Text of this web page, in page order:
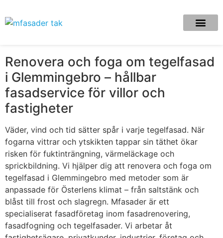
Renovera och foga om tegelfasad
i Glemmingebro – hållbar
fasadservice för villor och
fastigheter
Väder, vind och tid sätter spår i varje tegelfasad. När
fogarna vittrar och ytskikten tappar sin täthet ökar
risken för fuktinträngning, värmeläckage och
sprickbildning. Vi hjälper dig att renovera och foga om
tegelfasad i Glemmingebro med metoder som är
anpassade för Österlens klimat – från saltstänk och
blåst till frost och slagregn. Mfasader är ett
specialiserat fasadföretag inom fasadrenovering,
fasadfogning och tegelfasader. Vi arbetar åt